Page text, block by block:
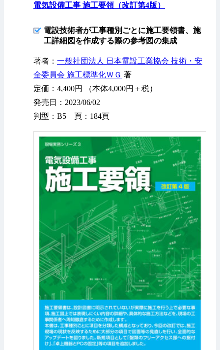
電気設備工事 施工要領（改訂第4版）
電設技術者が工事種別ごとに施工要領書、施
工詳細図を作成する際の参考図の集成
著者： 一般社団法人 日本電設工業協会 技術・安
全委員会 施工標準化ＷＧ 著
定価：4,400円 （本体4,000円＋税）
発売日：2023/06/02
判型：B5 頁：184頁